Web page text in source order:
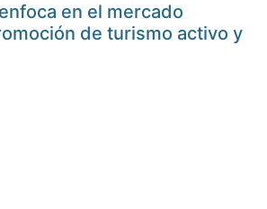
en el mercado
de turismo activo y